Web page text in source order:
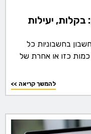
בקלות, יעילות
בחשבוניות כל
כמות כזו או אחרת של
<< להמשך קריאה